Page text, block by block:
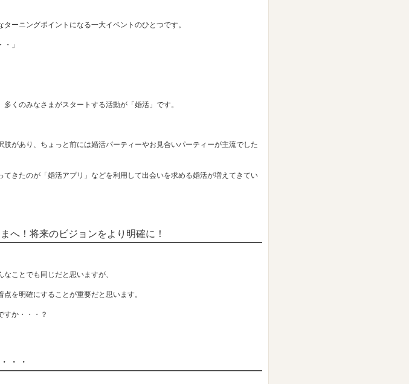
ターニングポイントになる一大イベントのひとつです。
」
多くのみなさまがスタートする活動が「婚活」です。
肢があり、ちょっと前には婚活パーティーやお見合いパーティーが主流でした
てきたのが「婚活アプリ」などを利用して出会いを求める婚活が増えてきてい
へ！将来のビジョンをより明確に！
ことでも同じだと思いますが、
点を明確にすることが重要だと思います。
すか・・・？
・・